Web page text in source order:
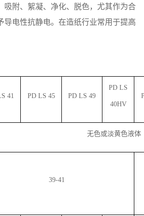
吸附、絮凝、净化、脱色，尤其作为合
导电性抗静电。在造纸行业常用于提高
41 PD LS 45 PD LS 49
PD LS
40HV
无色或淡黄色液体
39-41